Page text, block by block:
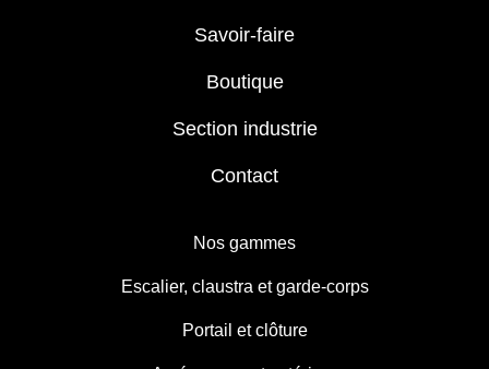
Savoir-faire
Boutique
Section industrie
Contact
Nos gammes
Escalier, claustra et garde-corps
Portail et clôture